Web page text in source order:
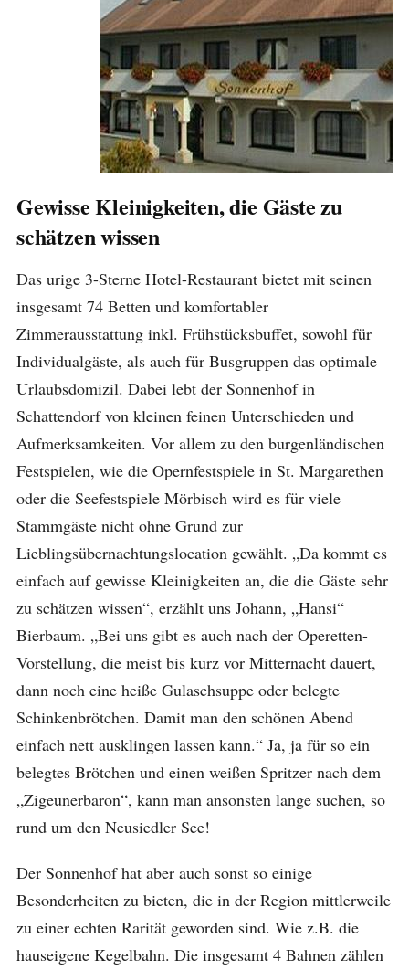
Gewisse Kleinigkeiten, die Gäste zu
schätzen wissen
Das urige 3-Sterne Hotel-Restaurant bietet mit seinen
insgesamt 74 Betten und komfortabler
Zimmerausstattung inkl. Frühstücksbuffet, sowohl für
Individualgäste, als auch für Busgruppen das optimale
Urlaubsdomizil. Dabei lebt der Sonnenhof in
Schattendorf von kleinen feinen Unterschieden und
Aufmerksamkeiten. Vor allem zu den burgenländischen
Festspielen, wie die Opernfestspiele in St. Margarethen
oder die Seefestspiele Mörbisch wird es für viele
Stammgäste nicht ohne Grund zur
Lieblingsübernachtungslocation gewählt. „Da kommt es
einfach auf gewisse Kleinigkeiten an, die die Gäste sehr
zu schätzen wissen“, erzählt uns Johann, „Hansi“
Bierbaum. „Bei uns gibt es auch nach der Operetten-
Vorstellung, die meist bis kurz vor Mitternacht dauert,
dann noch eine heiße Gulaschsuppe oder belegte
Schinkenbrötchen. Damit man den schönen Abend
einfach nett ausklingen lassen kann.“ Ja, ja für so ein
belegtes Brötchen und einen weißen Spritzer nach dem
„Zigeunerbaron“, kann man ansonsten lange suchen, so
rund um den Neusiedler See!
Der Sonnenhof hat aber auch sonst so einige
Besonderheiten zu bieten, die in der Region mittlerweile
zu einer echten Rarität geworden sind. Wie z.B. die
hauseigene Kegelbahn. Die insgesamt 4 Bahnen zählen